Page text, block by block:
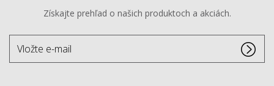
Získajte prehľad o našich produktoch a akciách.